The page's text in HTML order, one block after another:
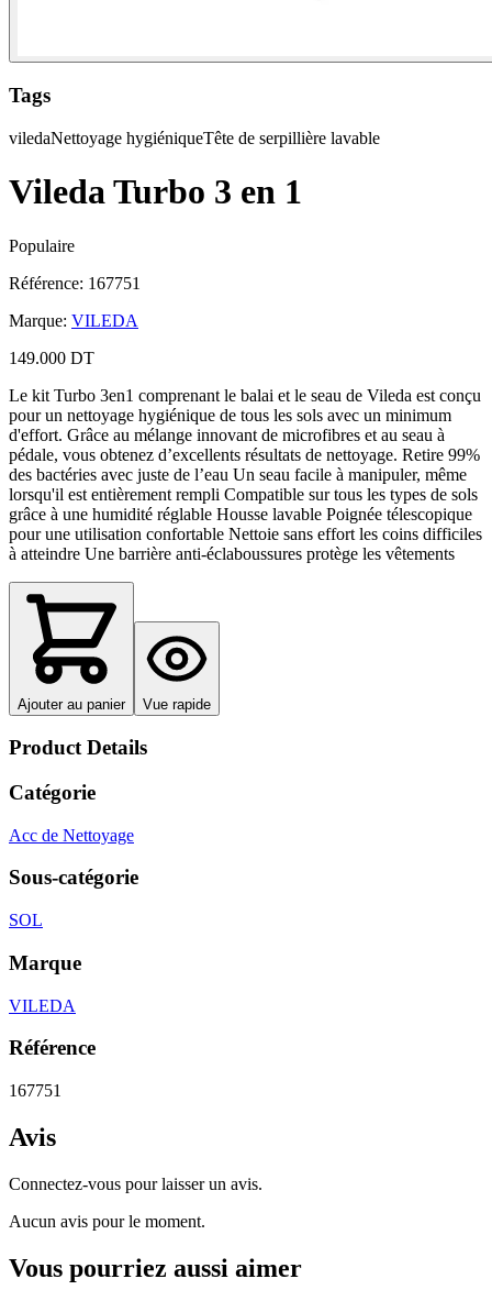
Tags
viledaNettoyage hygiéniqueTête de serpillière lavable
Vileda Turbo 3 en 1
Populaire
Référence: 167751
Marque: VILEDA
149.000 DT
Le kit Turbo 3en1 comprenant le balai et le seau de Vileda est conçu
pour un nettoyage hygiénique de tous les sols avec un minimum
d'effort. Grâce au mélange innovant de microfibres et au seau à
pédale, vous obtenez d’excellents résultats de nettoyage. Retire 99%
des bactéries avec juste de l’eau Un seau facile à manipuler, même
lorsqu'il est entièrement rempli Compatible sur tous les types de sols
grâce à une humidité réglable Housse lavable Poignée télescopique
pour une utilisation confortable Nettoie sans effort les coins difficiles
à atteindre Une barrière anti-éclaboussures protège les vêtements
Ajouter au panier Vue rapide
Product Details
Catégorie
Acc de Nettoyage
Sous-catégorie
SOL
Marque
VILEDA
Référence
167751
Avis
Connectez-vous pour laisser un avis.
Aucun avis pour le moment.
Vous pourriez aussi aimer